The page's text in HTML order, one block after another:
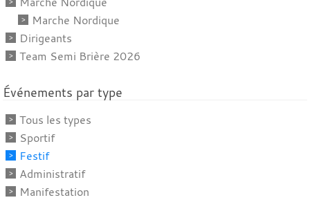
Marche Nordique
Dirigeants
Team Semi Brière 2026
Événements par type
Tous les types
Sportif
Festif
Administratif
Manifestation